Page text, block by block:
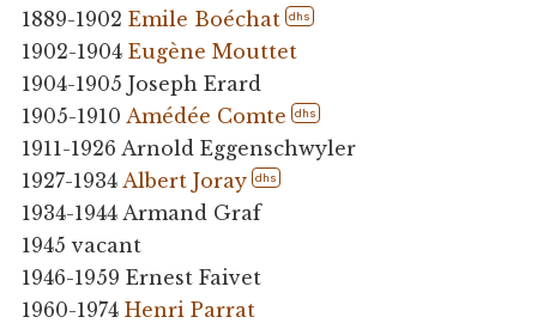
1889-1902 Emile Boéchat dhs
1902-1904 Eugène Mouttet
1904-1905 Joseph Erard
1905-1910 Amédée Comte dhs
1911-1926 Arnold Eggenschwyler
1927-1934 Albert Joray dhs
1934-1944 Armand Graf
1945 vacant
1946-1959 Ernest Faivet
1960-1974 Henri Parrat